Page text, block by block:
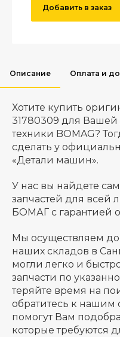
Добавить в заказ
Описание Оплата и
Хотите купить
31780309 для
техники BOMAG?
сделать у
«Детали машин».
У нас вы найдете
запчастей для всей
БОМАГ с гарантией
Мы осуществляем
наших складов в
могли легко и
запчасти по
теряйте время на
обратитесь к нашим
помогут Вам
которые требуются